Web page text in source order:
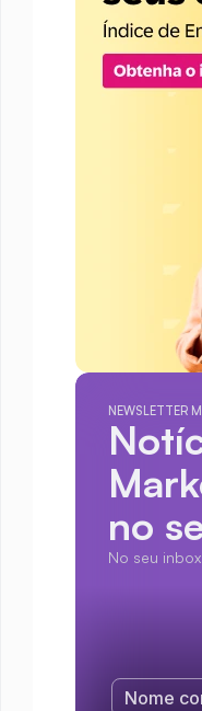
NEWSLETTER
no
No seu